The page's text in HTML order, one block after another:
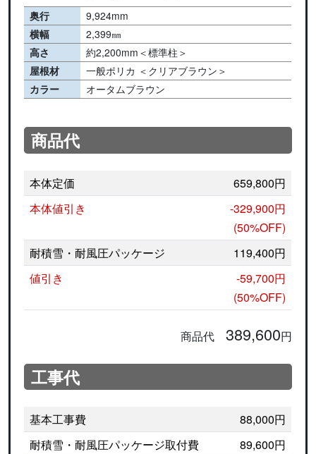
奥行
9,924mm
横幅
2,399㎜
高さ
約2,200mm＜標準柱＞
屋根材
一般ポリカ ＜クリアブラウン＞
カラー
オータムブラウン
商品代
本体定価
659,800円
本体値引き
-329,900円
(50%OFF)
耐積雪・耐風圧パッケージ
119,400円
値引き
-59,700円
(50%OFF)
商品代 389,600円
工事代
基本工事費
88,000円
耐積雪・耐風圧パッケージ取付費
89,600円